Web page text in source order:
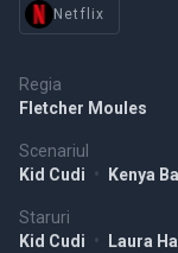
Regia
Fletcher Moules
Scenariul
Kid Cudi • Kenya
Staruri
Kid Cudi • Laura
Netflix